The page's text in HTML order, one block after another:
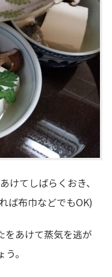
けてしばらくおき、
ば布巾などでもOK)
をあけて蒸気を逃が
。